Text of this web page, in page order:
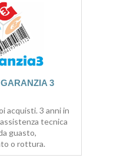
3
acquisti. 3 anni in
tecnica
guasto,
o rottura.